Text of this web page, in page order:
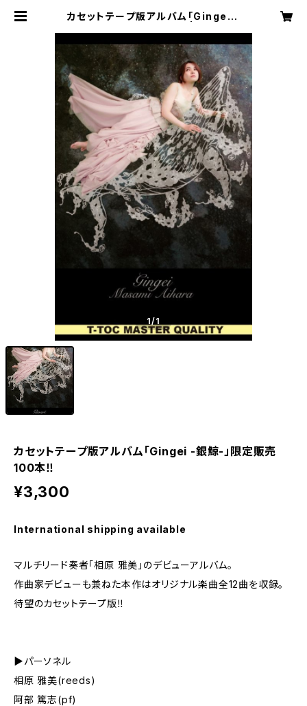
カセットテープ版アルバム「Gingei -
1/1
カセットテープ版アルバム「Gingei -銀鯨-」限定販売
100本‼️
¥3,300
International shipping available
マルチリード奏者「相原 雅美」のデビューアルバム。
作曲家デビューも兼ねた本作はオリジナル楽曲全12曲を収録。
待望のカセットテープ版‼️
▶︎パーソネル
相原 雅美(reeds)
阿部 篤志(pf)